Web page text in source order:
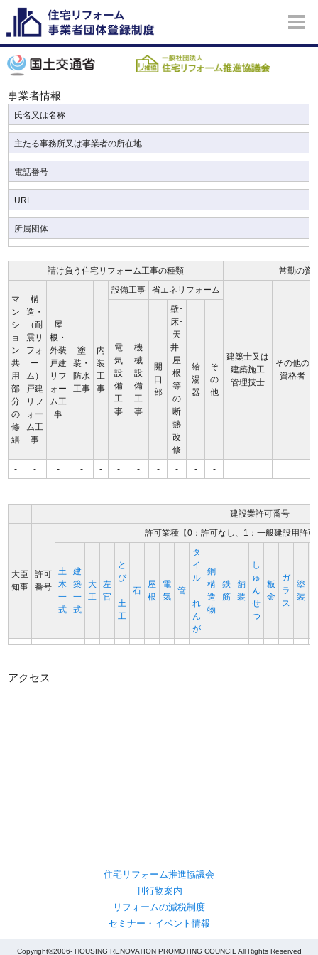
事業者情報
氏名又は名称
主たる事務所又は事業者の所在地
電話番号
URL
所属団体
請け負う住宅リフォーム工事の種類 常勤の資
マ
ン
シ
ョ
ン
共
用
部
分
の
修
繕
構
造・
（耐
震リ
フォ
ー
ム）
戸建
リフ
ォー
ム工
事
屋
根・
外装
戸建
リフ
ォー
ム工
事
塗
装・
防水
工事
内
装
工
事
設備工事 省エネリフォーム
建築士又は
建築施工
管理技士
その他の
資格者
電
気
設
備
工
事
機
械
設
備
工
事
開
口
部
壁･
床･
天
井･
屋
根
等
の
断
熱
改
修
給
湯
器
そ
の
他
- - - - - - - - - - -
建設業許可番号
大臣
知事
許可
番号
許可業種【0：許可なし、1：一般建設用許
土
木
一
式
建
築
一
式
大
工
左
官
と
び
･
土
工
石
屋
根
電
気
管
タ
イ
ル
･
れ
ん
が
鋼
構
造
物
鉄
筋
舗
装
し
ゅ
ん
せ
つ
板
金
ガ
ラ
ス
塗
装
アクセス
住宅リフォーム推進協議会
刊行物案内
リフォームの減税制度
セミナー・イベント情報
Copyright©2006- HOUSING RENOVATION PROMOTING COUNCIL All Rights Reserved